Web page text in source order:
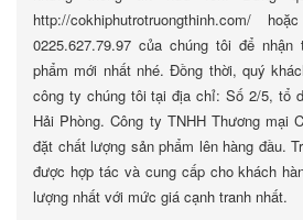
http://cokhiphutrotruongthinh.com/
0225.627.79.97 của chúng tôi để
phẩm mới nhất nhé. Đồng thời, quý
công ty chúng tôi tại địa chỉ: Số 2/5, tổ
Hải Phòng. Công ty TNHH Thương mại
đặt chất lượng sản phẩm lên hàng đầu.
được hợp tác và cung cấp cho khách
lượng nhất với mức giá cạnh tranh nhất.